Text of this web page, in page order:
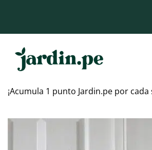
contenido
¡Acumula 1 punto Jardin.pe por